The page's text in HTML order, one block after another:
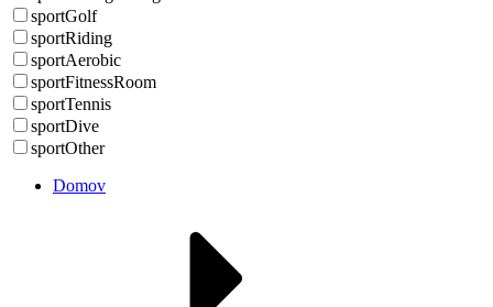
sportGolf
sportRiding
sportAerobic
sportFitnessRoom
sportTennis
sportDive
sportOther
Domov